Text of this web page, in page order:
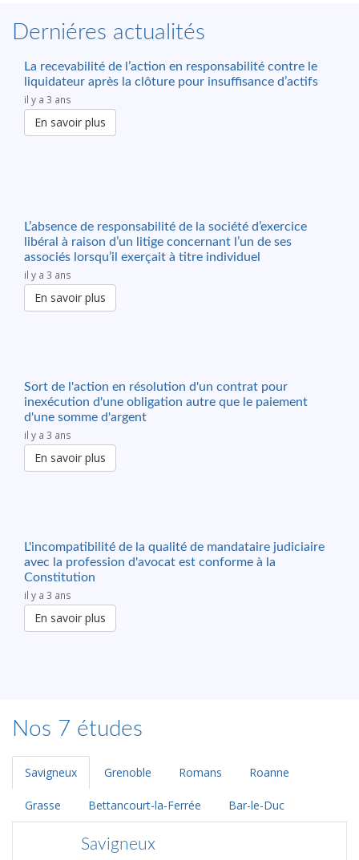
Derniéres actualités
La recevabilité de l’action en responsabilité contre le
liquidateur après la clôture pour insuffisance d’actifs
il y a 3 ans
En savoir plus
L’absence de responsabilité de la société d’exercice
libéral à raison d’un litige concernant l’un de ses
associés lorsqu’il exerçait à titre individuel
il y a 3 ans
En savoir plus
Sort de l'action en résolution d'un contrat pour
inexécution d'une obligation autre que le paiement
d'une somme d'argent
il y a 3 ans
En savoir plus
L'incompatibilité de la qualité de mandataire judiciaire
avec la profession d'avocat est conforme à la
Constitution
il y a 3 ans
En savoir plus
Nos 7 études
Savigneux Grenoble Romans Roanne
Grasse Bettancourt-la-Ferrée Bar-le-Duc
Savigneux